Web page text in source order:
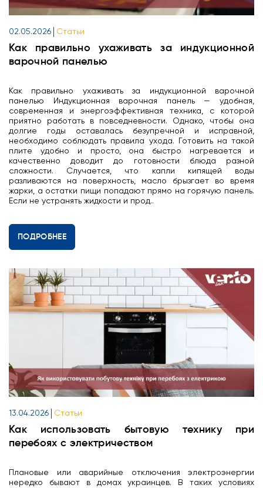
02.05.2026 Статьи
Как правильно ухаживать за индукционной
варочной панелью
Как правильно ухаживать за индукционной варочной
панелью Индукционная варочная панель — удобная,
современная и энергоэффективная техника, с которой
приятно работать в повседневности. Однако, чтобы она
долгие годы оставалась безупречной и исправной,
необходимо соблюдать правила ухода. Готовить на такой
плите удобно и просто, она быстро нагревается и
качественно доводит до готовности блюда разной
сложности. Случается, что капли кипящей воды
разливаются на поверхность, масло брызгает во время
жарки, а остатки пищи попадают прямо на горячую панель.
Если не устранять жидкости и прод..
ПОДРОБНЕЕ
13.04.2026 Статьи
Как использовать бытовую технику при
перебоях с электричеством
Плановые или аварийные отключения электроэнергии
нередко бывают в домах украинцев. В таких условиях